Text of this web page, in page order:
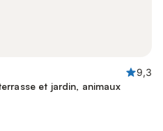
9,3
et jardin, animaux